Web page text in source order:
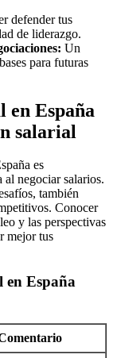
defender tus
de liderazgo.
Un
para futuras
en España
salarial
es
al negociar salarios.
también
Conocer
y las perspectivas
mejor tus
en España